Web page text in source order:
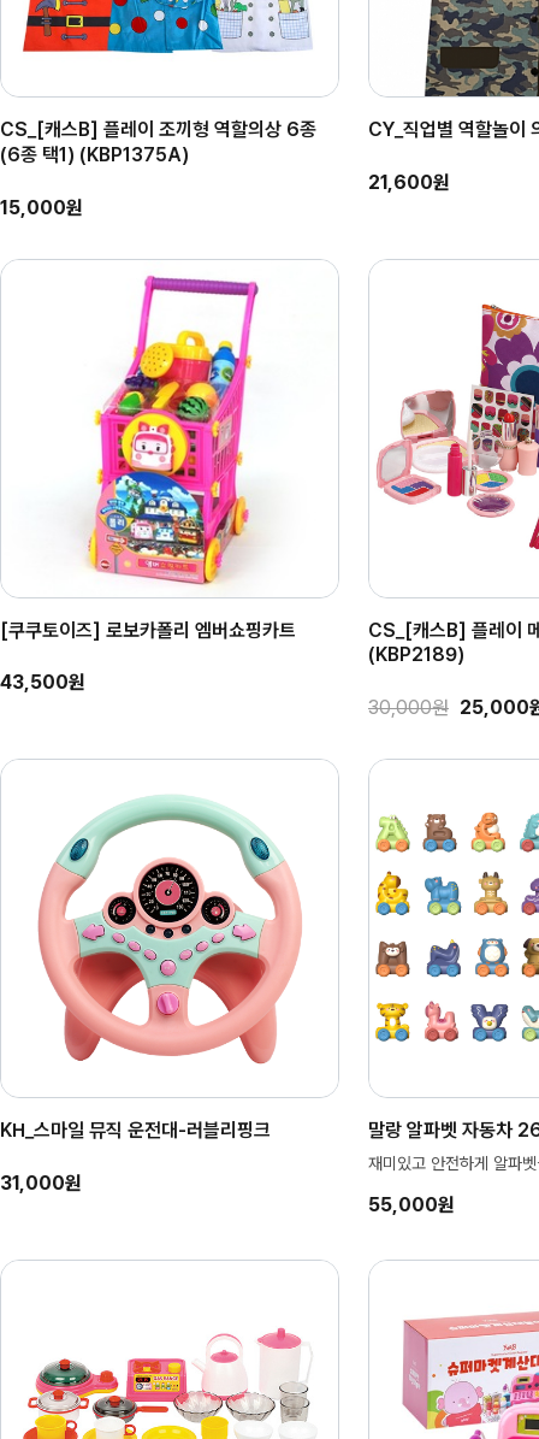
CS_[캐스B] 플레이 조끼형 역할의상 6종
(6종 택1) (KBP1375A)
15,000원
CY_직업별 역할놀이
21,600원
[쿠쿠토이즈] 로보카폴리 엠버쇼핑카트
43,500원
CS_[캐스B] 플레이
(KBP2189)
30,000원 25,000
KH_스마일 뮤직 운전대-러블리핑크
31,000원
말랑 알파벳 자동차
재미있고 안전하게 알파
55,000원